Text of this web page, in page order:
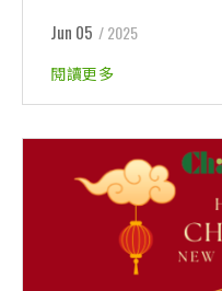
Jun 05 / 2025
閱讀更多